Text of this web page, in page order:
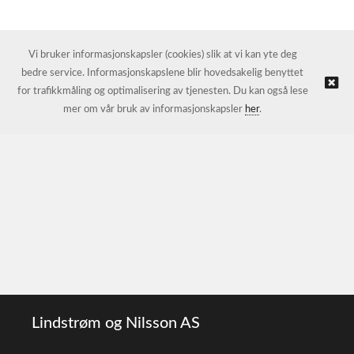
Lindstrøm og Nilsson AS
Vi bruker informasjonskapsler (cookies) slik at vi kan yte deg
bedre service. Informasjonskapslene blir hovedsakelig benyttet
for trafikkmåling og optimalisering av tjenesten. Du kan også lese
mer om vår bruk av informasjonskapsler her.